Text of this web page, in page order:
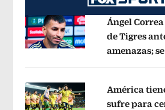
Opens in new window
Ángel
de Tigres
amenazas;
sin pago de
América
sufre para